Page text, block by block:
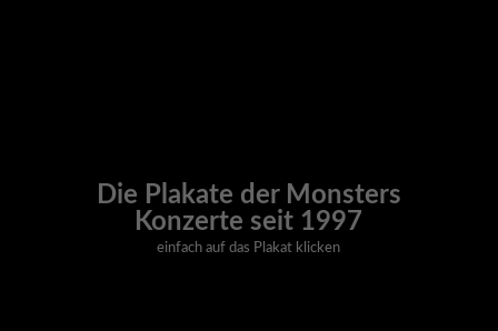
Die Plakate der Monsters
Konzerte seit 1997
einfach auf das Plakat klicken